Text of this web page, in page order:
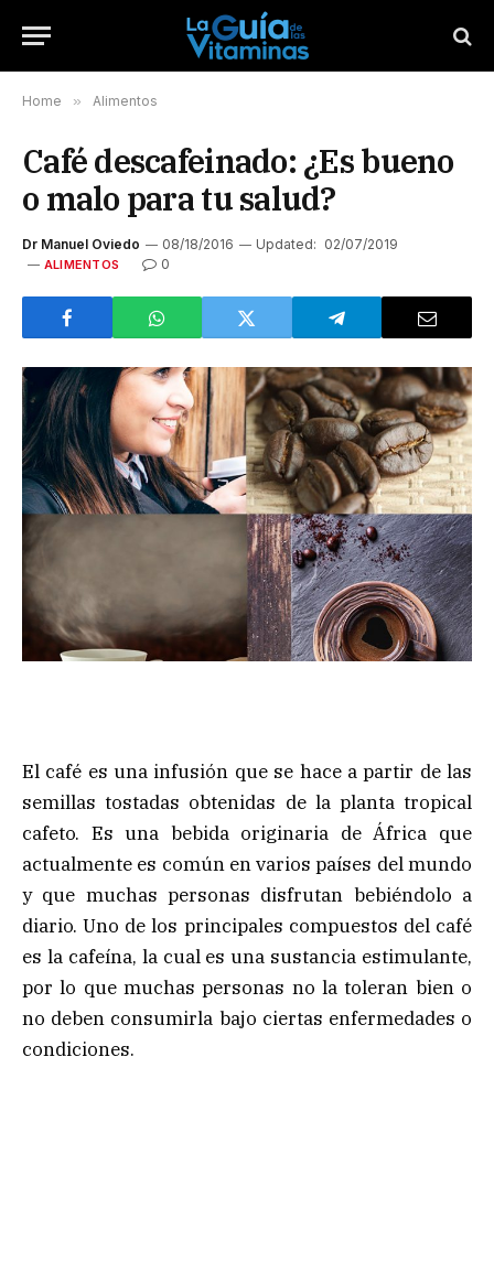
Home » Alimentos
Café descafeinado: ¿Es bueno
o malo para tu salud?
Dr Manuel Oviedo 08/18/2016 Updated: 02/07/2019
ALIMENTOS 0
El café es una infusión que se hace a partir de las
semillas tostadas obtenidas de la planta tropical
cafeto. Es una bebida originaria de África que
actualmente es común en varios países del mundo
y que muchas personas disfrutan bebiéndolo a
diario. Uno de los principales compuestos del café
es la cafeína, la cual es una sustancia estimulante,
por lo que muchas personas no la toleran bien o
no deben consumirla bajo ciertas enfermedades o
condiciones.